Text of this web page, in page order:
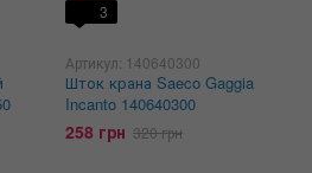
3
Артикул: 140640300
Шток крана Saeco Gaggia
Incanto 140640300
258 грн 320 грн